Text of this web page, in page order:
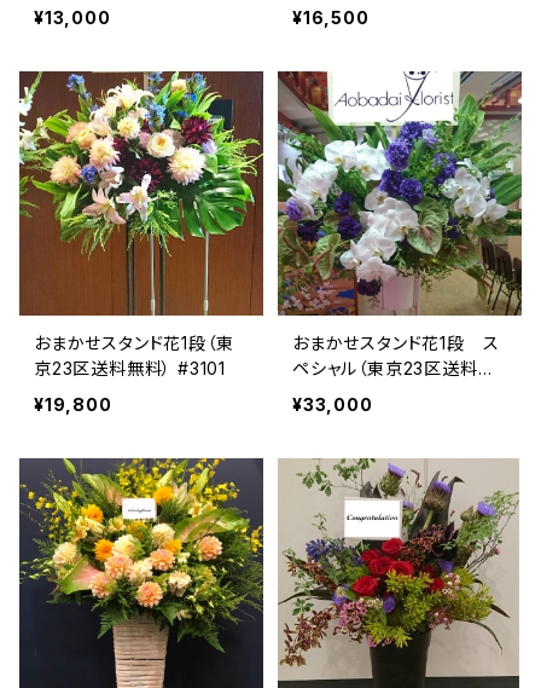
¥13,000
¥16,500
おまかせスタンド花1段（東
京23区送料無料） #3101
¥19,800
おまかせスタンド花1段 ス
ペシャル（東京23区送料無
料） #3108
¥33,000